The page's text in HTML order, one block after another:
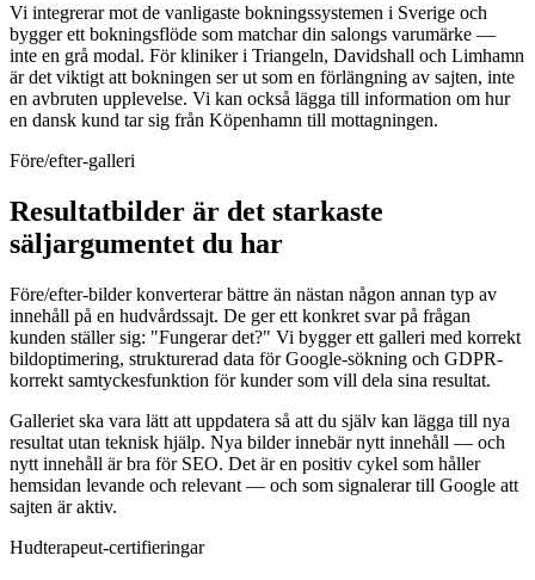
Vi integrerar mot de vanligaste bokningssystemen i Sverige och
bygger ett bokningsflöde som matchar din salongs varumärke —
inte en grå modal. För kliniker i Triangeln, Davidshall och Limhamn
är det viktigt att bokningen ser ut som en förlängning av sajten, inte
en avbruten upplevelse. Vi kan också lägga till information om hur
en dansk kund tar sig från Köpenhamn till mottagningen.
Före/efter-galleri
Resultatbilder är det starkaste
säljargumentet du har
Före/efter-bilder konverterar bättre än nästan någon annan typ av
innehåll på en hudvårdssajt. De ger ett konkret svar på frågan
kunden ställer sig: "Fungerar det?" Vi bygger ett galleri med korrekt
bildoptimering, strukturerad data för Google-sökning och GDPR-
korrekt samtyckesfunktion för kunder som vill dela sina resultat.
Galleriet ska vara lätt att uppdatera så att du själv kan lägga till nya
resultat utan teknisk hjälp. Nya bilder innebär nytt innehåll — och
nytt innehåll är bra för SEO. Det är en positiv cykel som håller
hemsidan levande och relevant — och som signalerar till Google att
sajten är aktiv.
Hudterapeut-certifieringar